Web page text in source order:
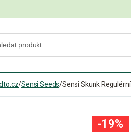
/Sensi Seeds/Sensi Skunk Regulérní
-19%